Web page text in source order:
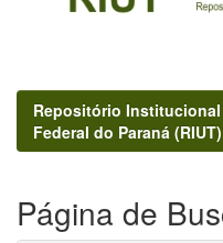
Repositório
Federal do Paraná (RIUT)
Página de